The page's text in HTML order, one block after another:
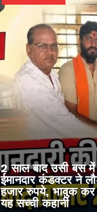
2 साल बाद उसी बस में
ईमानदार कंडक्टर ने
हजार रुपये, भावुक कर
यह सच्ची कहानी